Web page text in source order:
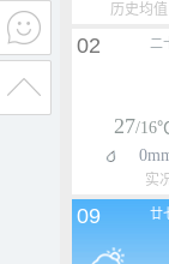
历史均值
二
02
27/
实
廿
09